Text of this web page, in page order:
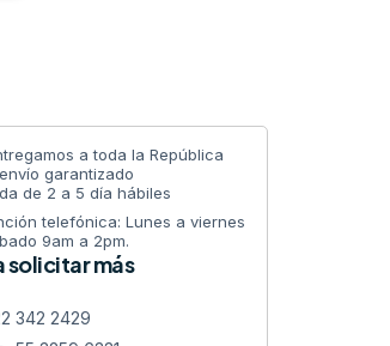
a toda la República
garantizado
de 2 a 5 día hábiles
telefónica: Lunes a viernes
9am a 2pm.
solicitar más
342 2429